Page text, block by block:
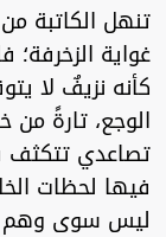
تنهل الكاتبة
غواية
كأنه نزيفٌ لا
الوجع، تارةً من
تصاعدي تتكثف
فيها لحظات
ليس سوى وهم